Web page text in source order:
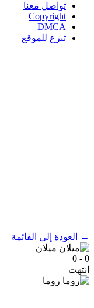
تواصل معنا
Copyright
DMCA
تبرع للموقع
← العودة إلى القائمة
ميلان
0 - 0
انتهت
روما